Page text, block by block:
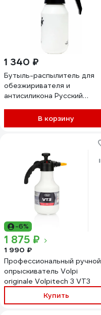
1 340 ₽
Бутыль-распылитель для
обезжиривателя и
антисиликона Русский
В корзину
-6%
1 875 ₽
1 990 ₽
Профессиональный ручной
опрыскиватель Volpi
originale Volpitech 3 VT3
Купить